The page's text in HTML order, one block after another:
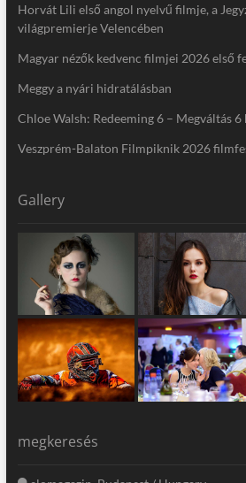
Horvát Lili első angol nyelvű filmje, a
világpremierje Velencében
Magyar nézők kedvenc filmjei 2026 első
Meggy a nyári hidratálásban
Chloe Walsh: Redeeming 6 – Megváltás
Veszprém-Balaton Filmpiknik 2026
Gallery
megkeresés